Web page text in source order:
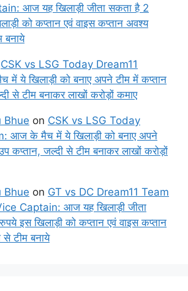
आज यह खिलाड़ी जीता सकता है 2
को कप्तान एवं वाइस कप्तान अवश्य
बनाये
CSK vs LSG Today Dream11
ये खिलाड़ी को बनाए अपने टीम में कप्तान
से टीम बनाकर लाखों करोड़ों कमाए
Bhue on CSK vs LSG Today
आज के मैच में ये खिलाड़ी को बनाए अपने
कप्तान, जल्दी से टीम बनाकर लाखों करोड़ों
Bhue on GT vs DC Dream11 Team
Captain: आज यह खिलाड़ी जीता
इस खिलाड़ी को कप्तान एवं वाइस कप्तान
से टीम बनाये